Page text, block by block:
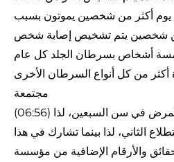
أكثر من شخصين يموتون بسبب
شخصين يتم تشخيص إصابة شخص
أشخاص بسرطان الجلد كل عام
أكثر من كل أنواع السرطان الأخرى
مجتمعة
(06:56) سيصاب الأمريكيون بهذا المرض في سن السبعين، لذا
الثاني، لذا بينما تشارك في هذا
والأرقام الإضافية من مؤسسة